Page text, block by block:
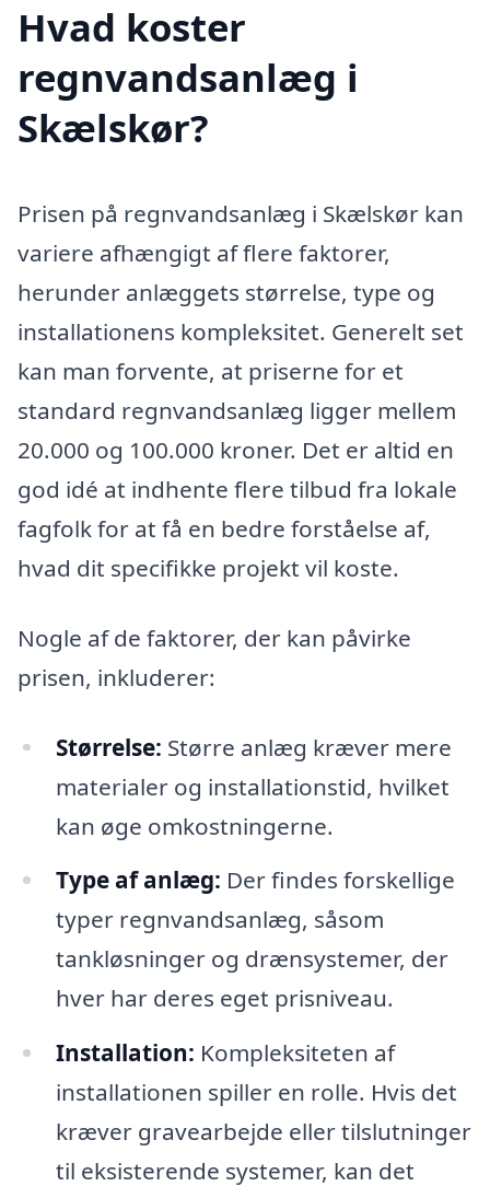
Hvad koster
regnvandsanlæg i
Skælskør?
Prisen på regnvandsanlæg i Skælskør kan
variere afhængigt af flere faktorer,
herunder anlæggets størrelse, type og
installationens kompleksitet. Generelt set
kan man forvente, at priserne for et
standard regnvandsanlæg ligger mellem
20.000 og 100.000 kroner. Det er altid en
god idé at indhente flere tilbud fra lokale
fagfolk for at få en bedre forståelse af,
hvad dit specifikke projekt vil koste.
Nogle af de faktorer, der kan påvirke
prisen, inkluderer:
Størrelse: Større anlæg kræver mere
materialer og installationstid, hvilket
kan øge omkostningerne.
Type af anlæg: Der findes forskellige
typer regnvandsanlæg, såsom
tankløsninger og drænsystemer, der
hver har deres eget prisniveau.
Installation: Kompleksiteten af
installationen spiller en rolle. Hvis det
kræver gravearbejde eller tilslutninger
til eksisterende systemer, kan det